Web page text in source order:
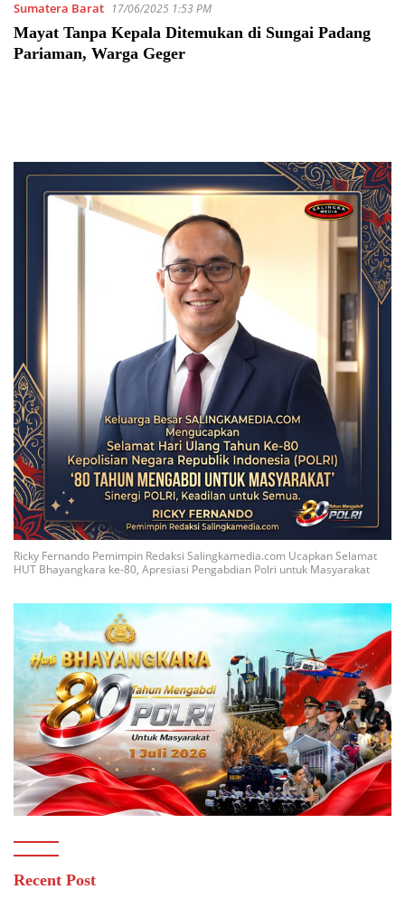
Sumatera Barat 17/06/2025 1:53 PM
Mayat Tanpa Kepala Ditemukan di Sungai Padang
Pariaman, Warga Geger
Ricky Fernando Pemimpin Redaksi Salingkamedia.com Ucapkan Selamat
HUT Bhayangkara ke-80, Apresiasi Pengabdian Polri untuk Masyarakat
Recent Post